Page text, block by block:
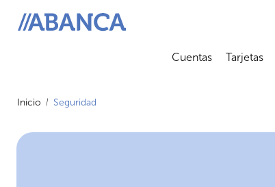
ABANCA
Cuentas
Abrir
Tarjetas
Inicio Seguridad